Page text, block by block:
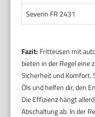
Severin FR 2431
Fazit: Fritteusen mit
bieten in der Regel eine
Sicherheit und Komfort.
Öls und helfen dir, den
Die Effizienz hängt
Abschaltung ab. In der